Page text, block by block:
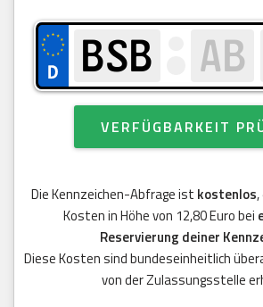
VERFÜGBARKEIT
Die Kennzeichen-Abfrage ist kostenlos
Kosten in Höhe von 12,80 Euro bei
Reservierung deiner
Diese Kosten sind bundeseinheitlich
von der Zulassungsstelle